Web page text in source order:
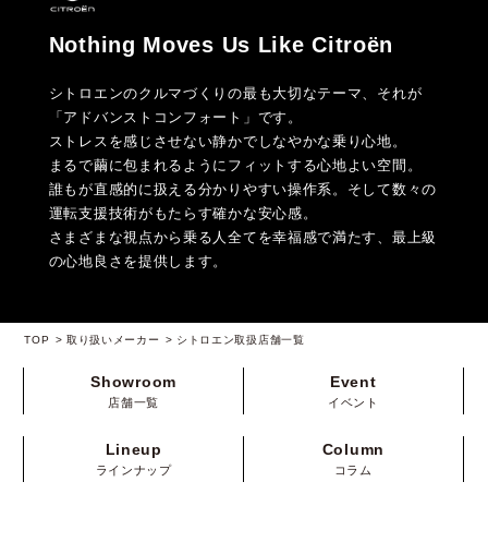
Nothing Moves Us Like Citroën
シトロエンのクルマづくりの最も大切なテーマ、それが
「アドバンストコンフォート」です。
ストレスを感じさせない静かでしなやかな乗り心地。
まるで繭に包まれるようにフィットする心地よい空間。
誰もが直感的に扱える分かりやすい操作系。そして数々の
運転支援技術がもたらす確かな安心感。
さまざまな視点から乗る人全てを幸福感で満たす、最上級
の心地良さを提供します。
TOP 取り扱いメーカー シトロエン取扱店舗一覧
Showroom
店舗一覧
Event
イベント
Lineup
ラインナップ
Column
コラム